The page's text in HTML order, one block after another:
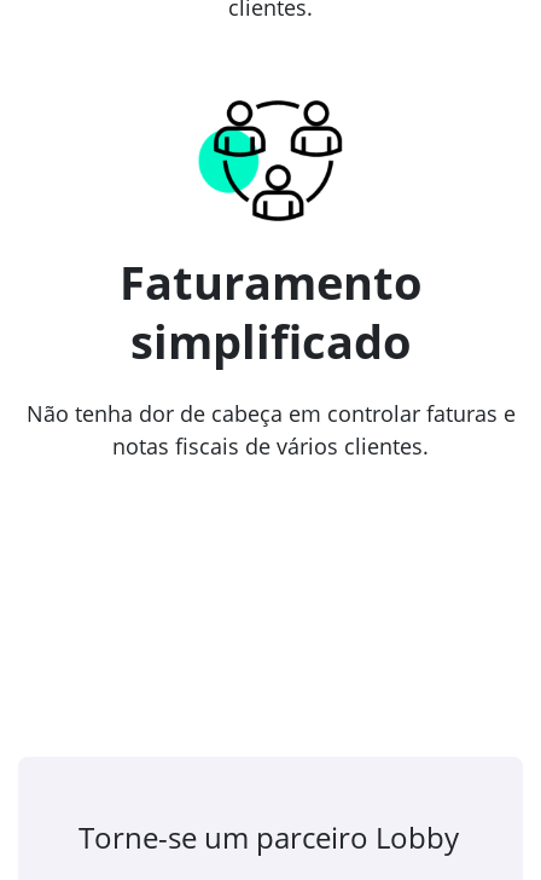
clientes.
Faturamento
simplificado
Não tenha dor de cabeça em controlar faturas e
notas fiscais de vários clientes.
Torne-se um parceiro Lobby